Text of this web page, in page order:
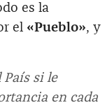
es la
el «Pueblo», y
País si le
en cada